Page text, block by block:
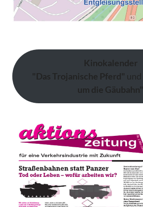
Kinokalender
"Das Trojanische Pferd" und
um die Gäubahn"